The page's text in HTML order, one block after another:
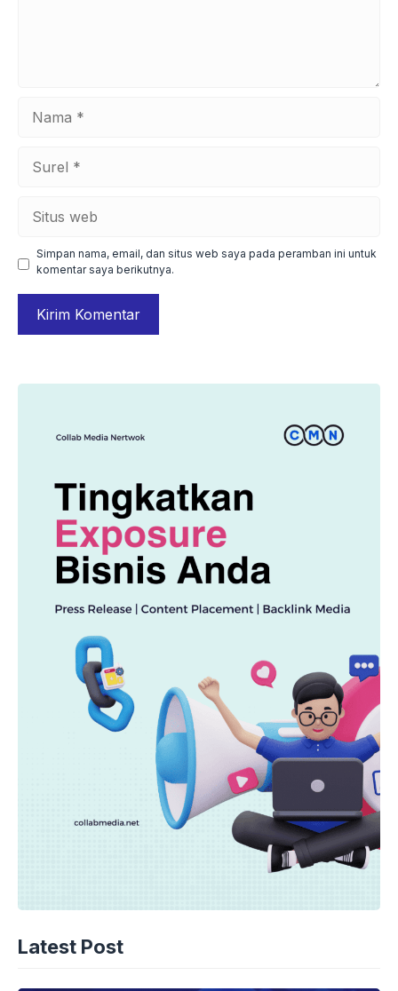
web
Simpan nama, email, dan situs web saya pada peramban ini untuk
komentar saya berikutnya.
Latest Post